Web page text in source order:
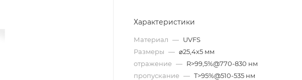
Характеристики
Материал — UVFS
Размеры — ⌀25,4x5 мм
отражение — R>99,5%@770-830 нм
пропускание — T>95%@510-535 нм